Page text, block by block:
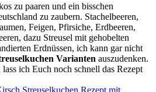
zu paaren und ein bisschen
zu zaubern. Stachelbeeren,
Feigen, Pfirsiche, Erdbeeren,
dazu Streusel mit gehobelten
Erdnüssen, ich kann gar nicht
Varianten auszudenken.
ich Euch noch schnell das Rezept